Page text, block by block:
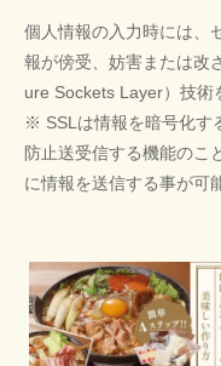
個人情報の入力時には、
報が傍受、妨害または改
ure Sockets Layer）技術
※ SSLは情報を暗号化す
防止送受信する機能のこ
に情報を送信する事が可